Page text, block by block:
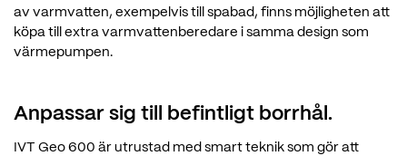
av varmvatten, exempelvis till spabad, finns möjligheten att
köpa till extra varmvattenberedare i samma design som
värmepumpen.
Anpassar sig till befintligt borrhål.
IVT Geo 600 är utrustad med smart teknik som gör att